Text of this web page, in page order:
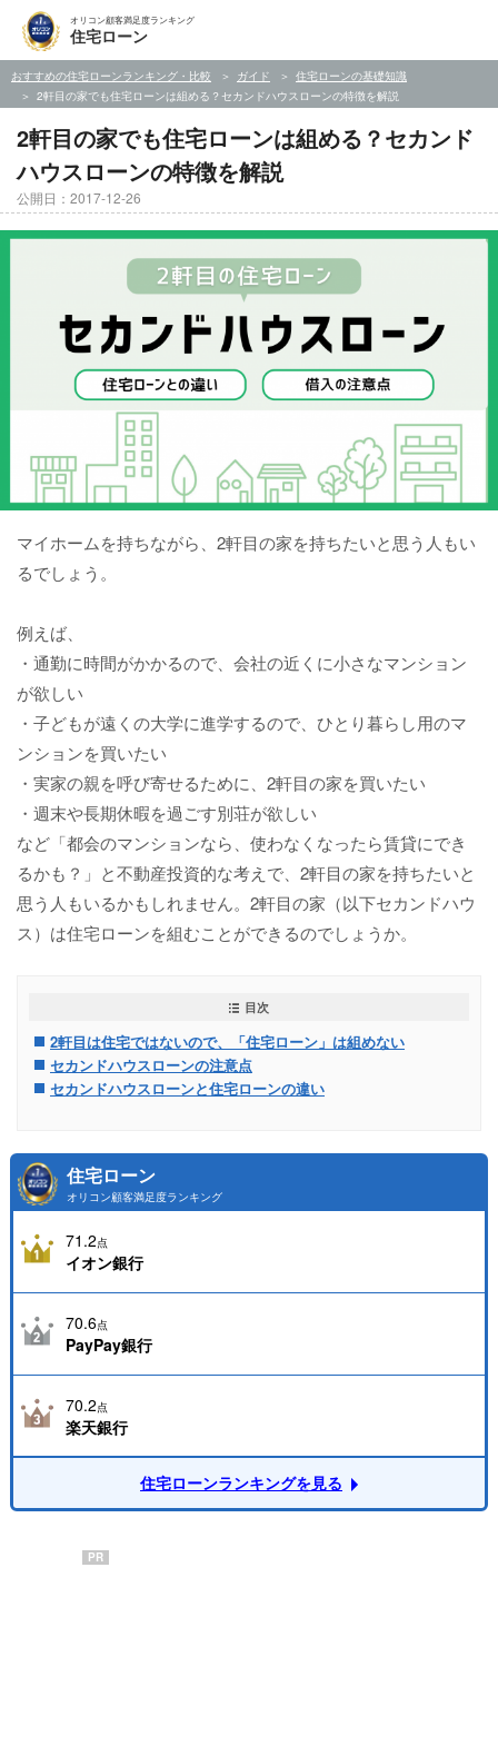
オリコン顧客満足度ランキング
住宅ローン
おすすめの住宅ローンランキング・比較 ガイド
住宅ローンの基礎知識
2軒目の家でも住宅ローンは組める？セカンドハウスローンの特徴を解説
2軒目の家でも住宅ローンは組める？セカンド
ハウスローンの特徴を解説
公開日：2017-12-26
マイホームを持ちながら、2軒目の家を持ちたいと思う人もい
るでしょう。
例えば、
・通勤に時間がかかるので、会社の近くに小さなマンション
が欲しい
・子どもが遠くの大学に進学するので、ひとり暮らし用のマ
ンションを買いたい
・実家の親を呼び寄せるために、2軒目の家を買いたい
・週末や長期休暇を過ごす別荘が欲しい
など「都会のマンションなら、使わなくなったら賃貸にでき
るかも？」と不動産投資的な考えで、2軒目の家を持ちたいと
思う人もいるかもしれません。2軒目の家（以下セカンドハウ
ス）は住宅ローンを組むことができるのでしょうか。
目次
2軒目は住宅ではないので、「住宅ローン」は組めない
セカンドハウスローンの注意点
セカンドハウスローンと住宅ローンの違い
住宅ローン
オリコン顧客満足度ランキング
71.2点
イオン銀行
70.6点
PayPay銀行
70.2点
楽天銀行
住宅ローンランキングを見る
PR